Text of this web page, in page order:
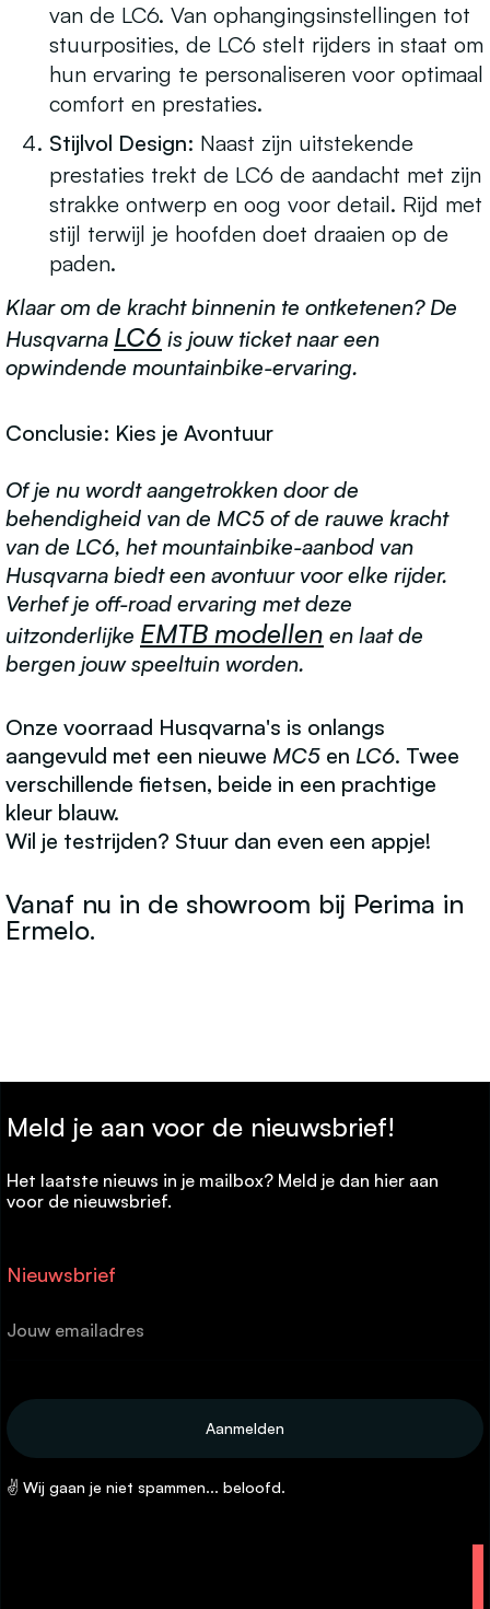
van de LC6. Van ophangingsinstellingen tot
stuurposities, de LC6 stelt rijders in staat om
hun ervaring te personaliseren voor optimaal
comfort en prestaties.
Stijlvol Design: Naast zijn uitstekende
prestaties trekt de LC6 de aandacht met zijn
strakke ontwerp en oog voor detail. Rijd met
stijl terwijl je hoofden doet draaien op de
paden.
Klaar om de kracht binnenin te ontketenen? De
Husqvarna LC6 is jouw ticket naar een
opwindende mountainbike-ervaring.
Conclusie: Kies je Avontuur
Of je nu wordt aangetrokken door de
behendigheid van de MC5 of de rauwe kracht
van de LC6, het mountainbike-aanbod van
Husqvarna biedt een avontuur voor elke rijder.
Verhef je off-road ervaring met deze
uitzonderlijke EMTB modellen en laat de
bergen jouw speeltuin worden.
Onze voorraad Husqvarna's is onlangs
aangevuld met een nieuwe MC5 en LC6. Twee
verschillende fietsen, beide in een prachtige
kleur blauw.
Wil je testrijden? Stuur dan even een appje!
Vanaf nu in de showroom bij Perima in
Ermelo.
Meld je aan voor de nieuwsbrief!
Het laatste nieuws in je mailbox? Meld je dan hier aan
voor de nieuwsbrief.
Nieuwsbrief
✌ Wij gaan je niet spammen... beloofd.